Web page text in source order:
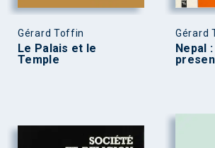
Gérard Toffin
Le Palais et le
Temple
Gérard
Nepal